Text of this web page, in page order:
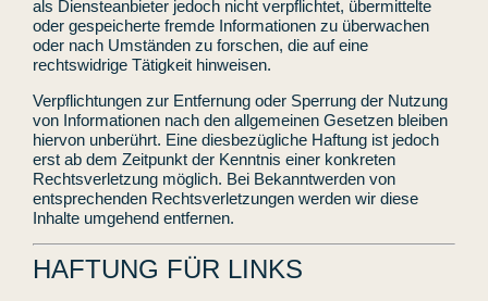
als Diensteanbieter jedoch nicht verpflichtet, übermittelte
oder gespeicherte fremde Informationen zu überwachen
oder nach Umständen zu forschen, die auf eine
rechtswidrige Tätigkeit hinweisen.
Verpflichtungen zur Entfernung oder Sperrung der Nutzung
von Informationen nach den allgemeinen Gesetzen bleiben
hiervon unberührt. Eine diesbezügliche Haftung ist jedoch
erst ab dem Zeitpunkt der Kenntnis einer konkreten
Rechtsverletzung möglich. Bei Bekanntwerden von
entsprechenden Rechtsverletzungen werden wir diese
Inhalte umgehend entfernen.
HAFTUNG FÜR LINKS